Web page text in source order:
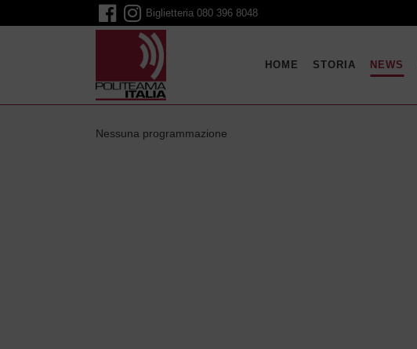
Biglietteria 080 396 8048
HOME STORIA NEWS
Nessuna programmazione